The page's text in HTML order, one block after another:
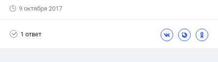
9 октября 2017
1 ответ